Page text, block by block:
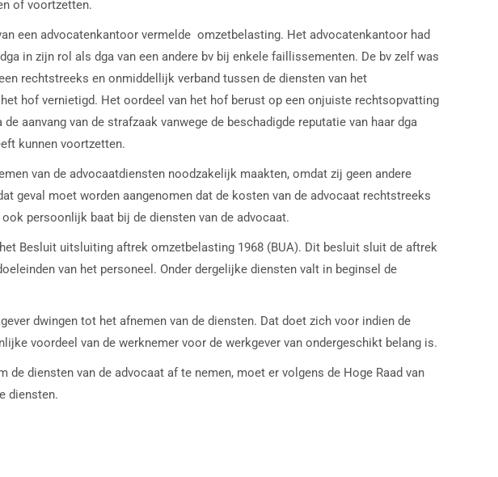
of voortzetten.
een advocatenkantoor vermelde omzetbelasting. Het advocatenkantoor had
in zijn rol als dga van een andere bv bij enkele faillissementen. De bv zelf was
rechtstreeks en onmiddellijk verband tussen de diensten van het
hof vernietigd. Het oordeel van het hof berust op een onjuiste rechtsopvatting
aanvang van de strafzaak vanwege de beschadigde reputatie van haar dga
kunnen voortzetten.
van de advocaatdiensten noodzakelijk maakten, omdat zij geen andere
geval moet worden aangenomen dat de kosten van de advocaat rechtstreeks
persoonlijk baat bij de diensten van de advocaat.
Besluit uitsluiting aftrek omzetbelasting 1968 (BUA). Dit besluit sluit de aftrek
van het personeel. Onder dergelijke diensten valt in beginsel de
dwingen tot het afnemen van de diensten. Dat doet zich voor indien de
voordeel van de werknemer voor de werkgever van ondergeschikt belang is.
diensten van de advocaat af te nemen, moet er volgens de Hoge Raad van
diensten.